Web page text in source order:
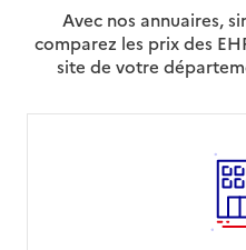
Avec nos annuaires,
comparez les prix des
site de votre